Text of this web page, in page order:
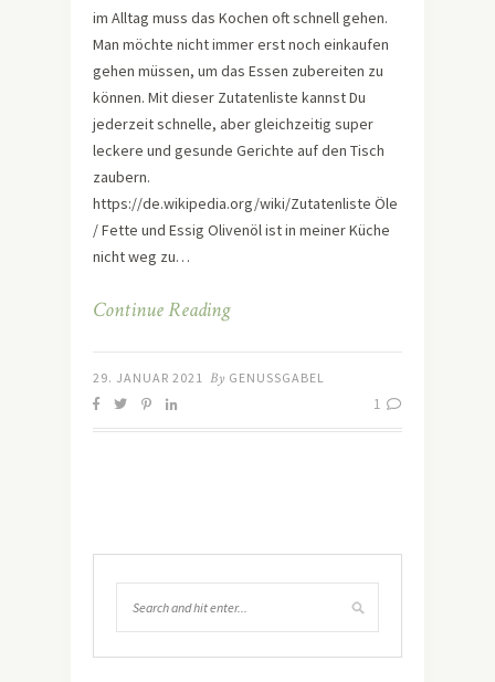
im Alltag muss das Kochen oft schnell gehen.
Man möchte nicht immer erst noch einkaufen
gehen müssen, um das Essen zubereiten zu
können. Mit dieser Zutatenliste kannst Du
jederzeit schnelle, aber gleichzeitig super
leckere und gesunde Gerichte auf den Tisch
zaubern.
https://de.wikipedia.org/wiki/Zutatenliste Öle
/ Fette und Essig Olivenöl ist in meiner Küche
nicht weg zu…
Continue Reading
29. JANUAR 2021 By GENUSSGABEL
1